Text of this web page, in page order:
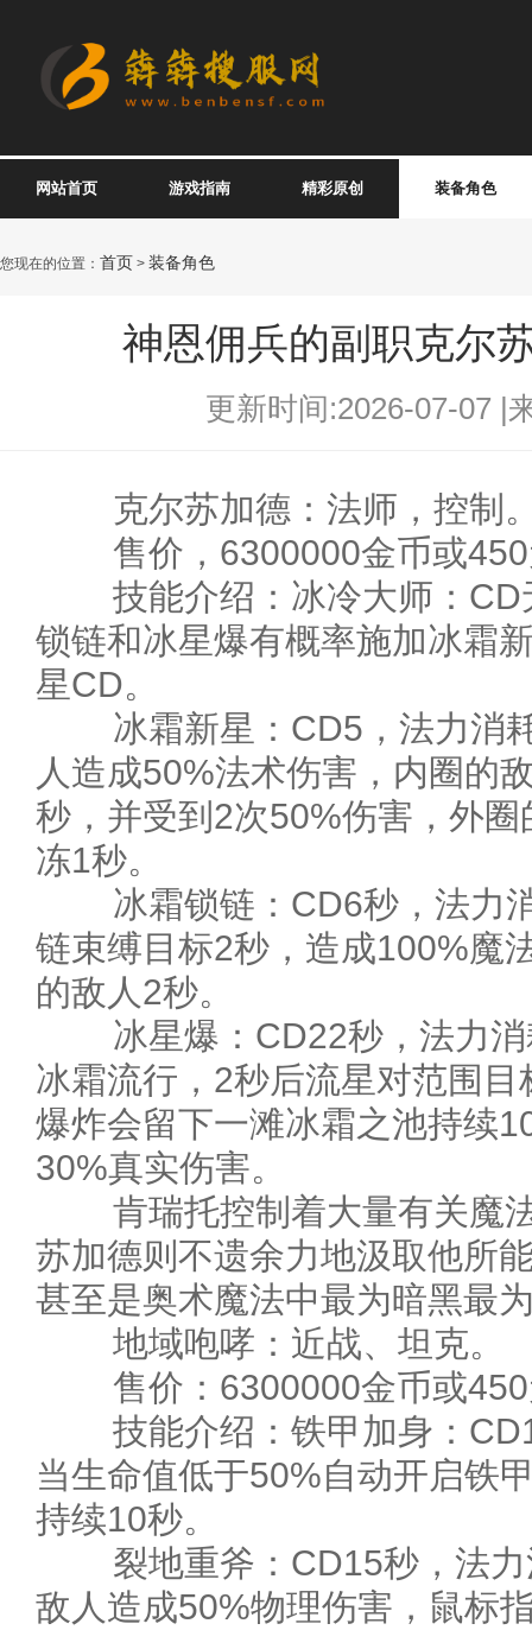
网站首页 游戏指南 精彩原创 装备角色
您现在的位置： 首页 > 装备角色
神恩佣兵的副职克尔
更新时间:2026-07-07 |
克尔苏加德：法师，控制
售价，6300000金币或450
技能介绍：冰冷大师：CD
锁链和冰星爆有概率施加冰霜
星CD。
冰霜新星：CD5，法力消
人造成50%法术伤害，内圈的
秒，并受到2次50%伤害，外
冻1秒。
冰霜锁链：CD6秒，法力
链束缚目标2秒，造成100%魔
的敌人2秒。
冰星爆：CD22秒，法力消
冰霜流行，2秒后流星对范围
爆炸会留下一滩冰霜之池持续
30%真实伤害。
肯瑞托控制着大量有关魔
苏加德则不遗余力地汲取他所
甚至是奥术魔法中最为暗黑最
地域咆哮：近战、坦克。
售价：6300000金币或450
技能介绍：铁甲加身：
当生命值低于50%自动开启铁
持续10秒。
裂地重斧：CD15秒，法力
敌人造成50%物理伤害，鼠标